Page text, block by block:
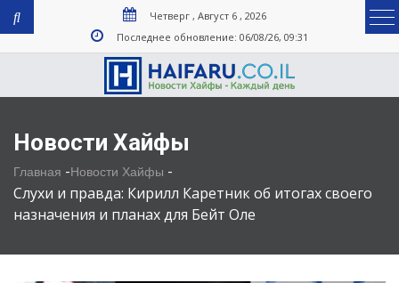
Четверг , Август 6 , 2026
Последнее обновление: 06/08/26, 09:31
Новости Хайфы
Главная -Новости Хайфы -
Слухи и правда: Кирилл Каретник об итогах своего
назначения и планах для Бейт Оле